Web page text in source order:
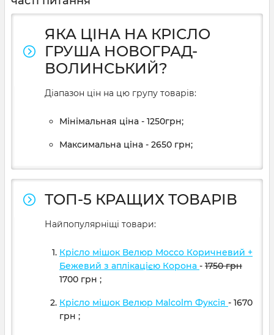
ЯКА ЦІНА НА КРІСЛО
ГРУША НОВОГРАД-
ВОЛИНСЬКИЙ?
Діапазон цін на цю групу товарів:
Мінімальная ціна - 1250грн;
Максимальна ціна - 2650 грн;
ТОП-5 КРАЩИХ ТОВАРІВ
Найпопулярніщі товари:
Крісло мішок Велюр Mocco Коричневий +
Бежевий з аплікацією Корона - 1750грн
1700 грн ;
Крісло мішок Велюр Malcolm Фуксія - 1670
грн ;